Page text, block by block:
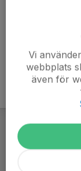
Vi
webbplats
även för